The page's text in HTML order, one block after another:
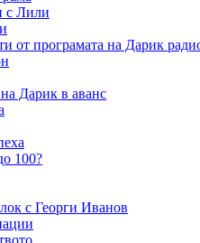
с Лили
от програмата на Дарик
Дарик в аванс
100?
с Георги Иванов